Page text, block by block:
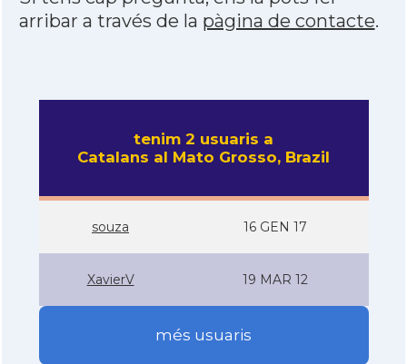
arribar a través de la pàgina de contacte.
tenim 2 usuaris a
Catalans al Mato Grosso, Brazil
souza 16 GEN 17
XavierV 19 MAR 12
més usuaris